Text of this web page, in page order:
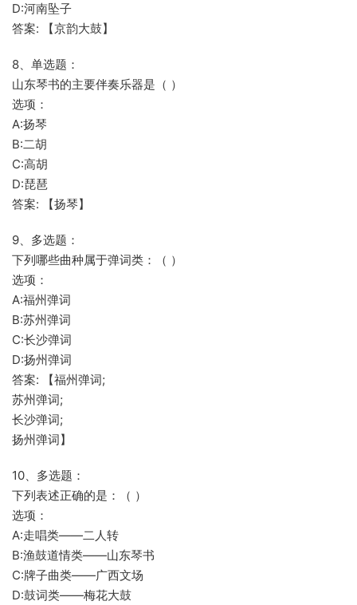
D:河南坠子
答案: 【京韵大鼓】
8、单选题：
山东琴书的主要伴奏乐器是（ ）
选项：
A:扬琴
B:二胡
C:高胡
D:琵琶
答案: 【扬琴】
9、多选题：
下列哪些曲种属于弹词类：（ ）
选项：
A:福州弹词
B:苏州弹词
C:长沙弹词
D:扬州弹词
答案: 【福州弹词;
苏州弹词;
长沙弹词;
扬州弹词】
10、多选题：
下列表述正确的是：（ ）
选项：
A:走唱类——二人转
B:渔鼓道情类——山东琴书
C:牌子曲类——广西文场
D:鼓词类——梅花大鼓